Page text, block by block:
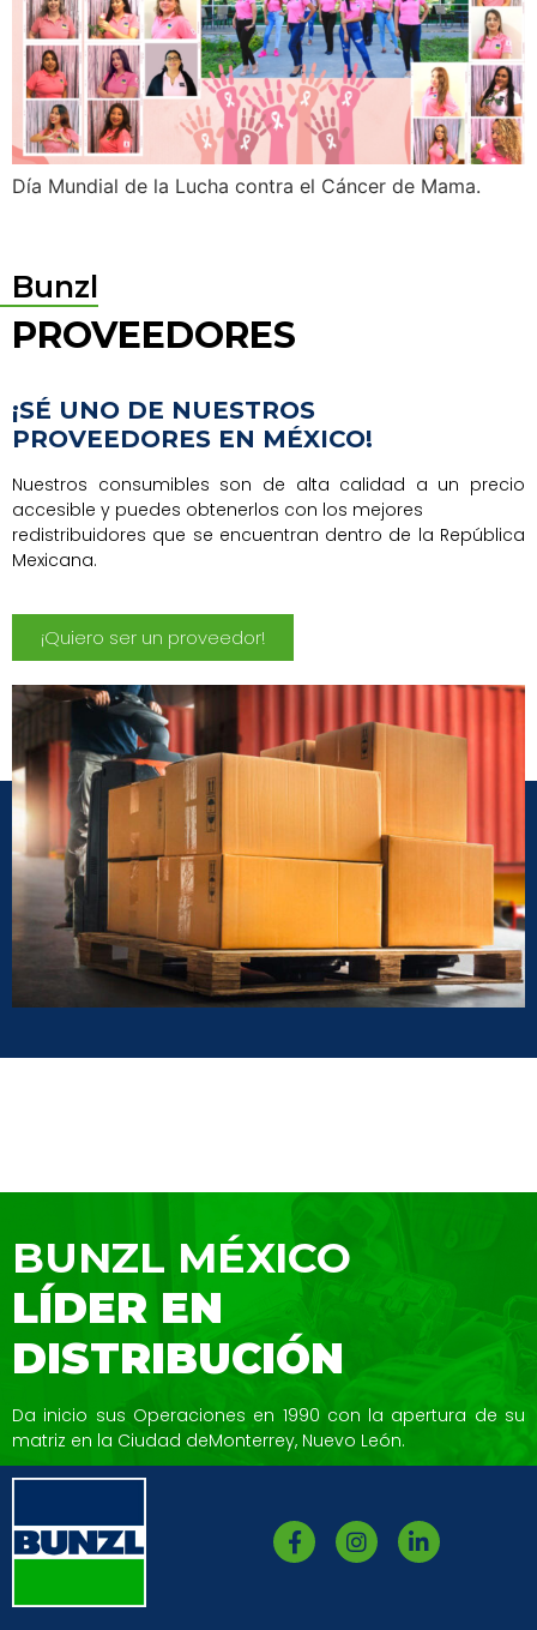
Día Mundial de la Lucha contra el Cáncer de Mama.
Bunzl
PROVEEDORES
¡SÉ UNO DE NUESTROS
PROVEEDORES EN MÉXICO!
Nuestros consumibles son de alta calidad a un precio
accesible y puedes obtenerlos con los mejores
redistribuidores que se encuentran dentro de la República
Mexicana.
¡Quiero ser un proveedor!
BUNZL MÉXICO
LÍDER EN
DISTRIBUCIÓN
Da inicio sus Operaciones en 1990 con la apertura de su
matriz en la Ciudad deMonterrey, Nuevo León.